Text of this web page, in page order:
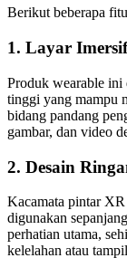
Berikut beberapa
1. Layar
Produk wearable ini
tinggi yang mampu
bidang pandang
gambar, dan video
2. Desain
Kacamata pintar XR
digunakan
perhatian utama,
kelelahan atau